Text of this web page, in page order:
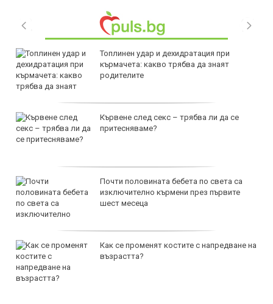
Топлинен удар и дехидратация при
кърмачета: какво трябва да знаят
родителите
Кървене след секс – трябва ли да се
притесняваме?
Почти половината бебета по света са
изключително кърмени през първите
шест месеца
Как се променят костите с напредване на
възрастта?